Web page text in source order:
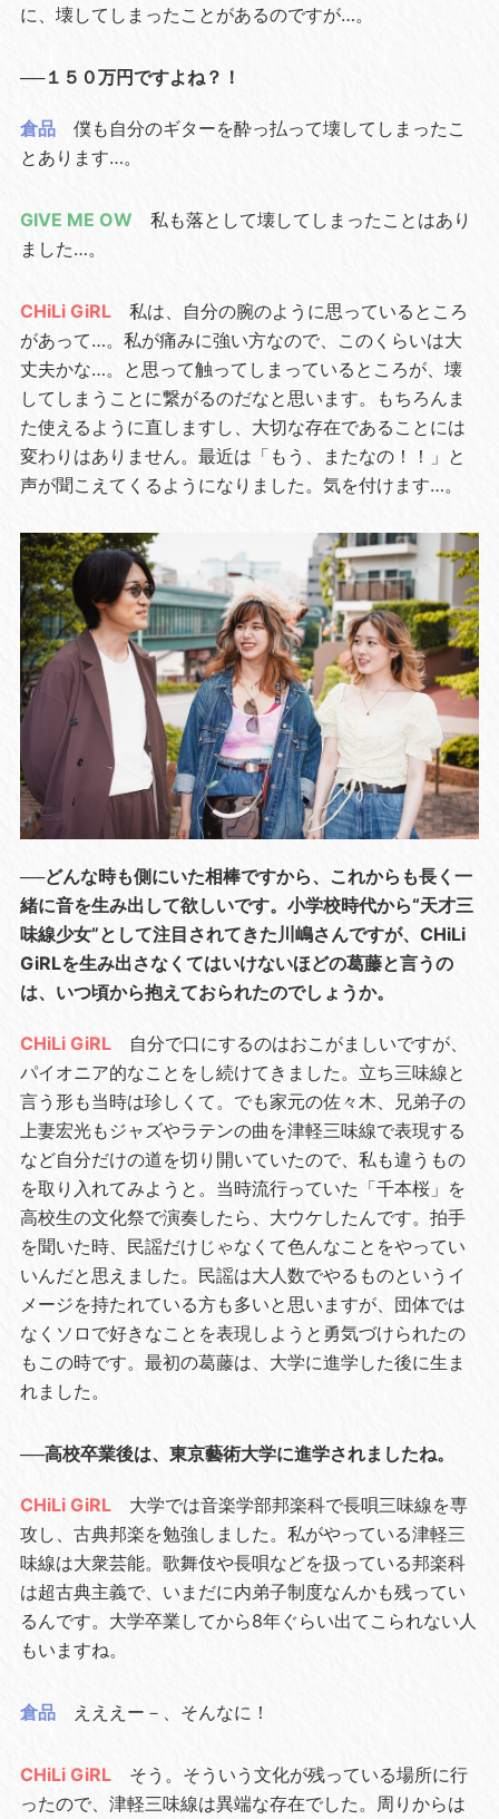
に、壊してしまったことがあるのですが…。
──１５０万円ですよね？！
倉品
僕も自分のギターを酔っ払って壊してしまったこ
とあります…。
GIVE ME OW
私も落として壊してしまったことはあり
ました…。
CHiLi GiRL
私は、自分の腕のように思っているところ
があって…。私が痛みに強い方なので、このくらいは大
丈夫かな…。と思って触ってしまっているところが、壊
してしまうことに繋がるのだなと思います。もちろんま
た使えるように直しますし、大切な存在であることには
変わりはありません。最近は「もう、またなの！！」と
声が聞こえてくるようになりました。気を付けます…。
──どんな時も側にいた相棒ですから、これからも長く一
緒に音を生み出して欲しいです。小学校時代から“天才三
味線少女”として注目されてきた川嶋さんですが、CHiLi
GiRLを生み出さなくてはいけないほどの葛藤と言うの
は、いつ頃から抱えておられたのでしょうか。
CHiLi GiRL
自分で口にするのはおこがましいですが、
パイオニア的なことをし続けてきました。立ち三味線と
言う形も当時は珍しくて。でも家元の佐々木、兄弟子の
上妻宏光もジャズやラテンの曲を津軽三味線で表現する
など自分だけの道を切り開いていたので、私も違うもの
を取り入れてみようと。当時流行っていた「千本桜」を
高校生の文化祭で演奏したら、大ウケしたんです。拍手
を聞いた時、民謡だけじゃなくて色んなことをやってい
いんだと思えました。民謡は大人数でやるものというイ
メージを持たれている方も多いと思いますが、団体では
なくソロで好きなことを表現しようと勇気づけられたの
もこの時です。最初の葛藤は、大学に進学した後に生ま
れました。
──高校卒業後は、東京藝術大学に進学されましたね。
CHiLi GiRL
大学では音楽学部邦楽科で長唄三味線を専
攻し、古典邦楽を勉強しました。私がやっている津軽三
味線は大衆芸能。歌舞伎や長唄などを扱っている邦楽科
は超古典主義で、いまだに内弟子制度なんかも残ってい
るんです。大学卒業してから8年ぐらい出てこられない人
もいますね。
倉品 えええー－、そんなに！
CHiLi GiRL
そう。そういう文化が残っている場所に行
ったので、津軽三味線は異端な存在でした。周りからは